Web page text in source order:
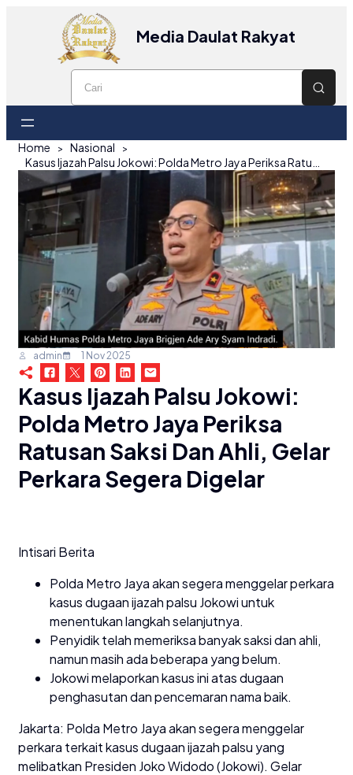
Media Daulat Rakyat
Home
Nasional
admin 1 Nov 2025
Kasus Ijazah Palsu Jokowi:
Polda Metro Jaya Periksa
Ratusan Saksi Dan Ahli, Gelar
Perkara Segera Digelar
Intisari Berita
Polda Metro Jaya akan segera menggelar perkara
kasus dugaan ijazah palsu Jokowi untuk
menentukan langkah selanjutnya.
Penyidik telah memeriksa banyak saksi dan ahli,
namun masih ada beberapa yang belum.
Jokowi melaporkan kasus ini atas dugaan
penghasutan dan pencemaran nama baik.
Jakarta: Polda Metro Jaya akan segera menggelar
perkara terkait kasus dugaan ijazah palsu yang
melibatkan Presiden Joko Widodo (Jokowi). Gelar